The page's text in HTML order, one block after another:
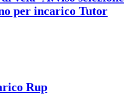
per incarico Tutor
Rup